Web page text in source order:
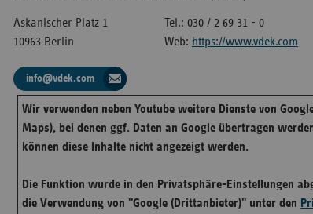
Askanischer Platz 1
10963 Berlin
Tel.: 030 / 2 69 31 - 0
Web: https://www.vdek.com
info@vdek.com
Wir verwenden neben Youtube weitere Dienste von
Maps), bei denen ggf. Daten an Google übertragen
können diese Inhalte nicht angezeigt werden.
Die Funktion wurde in den Privatsphäre-Einstellungen
die Verwendung von "Google (Drittanbieter)" unter den